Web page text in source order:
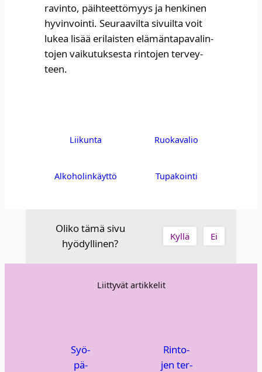
ravin­to, päih­teet­tö­myys ja hen­ki­nen
hyvin­voin­ti. Seu­raa­vil­ta sivuil­ta voit
lukea lisää eri­lais­ten elä­män­ta­pa­va­lin­
to­jen vai­ku­tuk­ses­ta rin­to­jen ter­vey­
teen.
Liikunta Ruokavalio
Alkoholinkäyttö Tupakointi
Oliko tämä sivu
hyödyllinen?
Kyllä Ei
Liittyvät artikkelit
Syö­
pä­
Rin­to­
jen ter­